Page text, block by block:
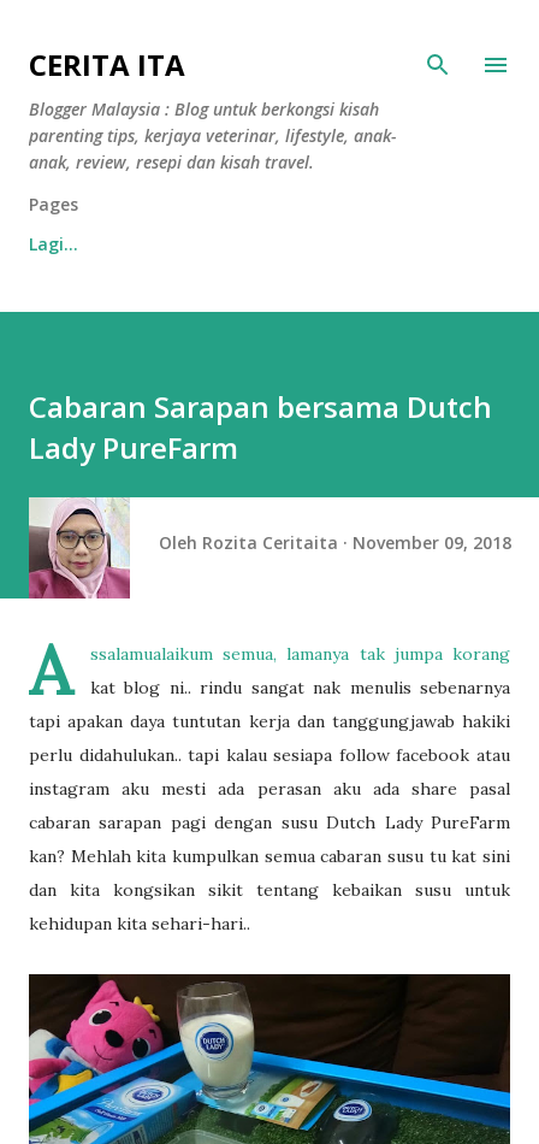
CERITA ITA
Blogger Malaysia : Blog untuk berkongsi kisah
parenting tips, kerjaya veterinar, lifestyle, anak-
anak, review, resepi dan kisah travel.
Pages
Lagi…
Cabaran Sarapan bersama Dutch
Lady PureFarm
Oleh Rozita Ceritaita November 09, 2018
A
ssalamualaikum semua, lamanya tak jumpa korang
kat blog ni.. rindu sangat nak menulis sebenarnya
tapi apakan daya tuntutan kerja dan tanggungjawab hakiki
perlu didahulukan.. tapi kalau sesiapa follow facebook atau
instagram aku mesti ada perasan aku ada share pasal
cabaran sarapan pagi dengan susu Dutch Lady PureFarm
kan? Mehlah kita kumpulkan semua cabaran susu tu kat sini
dan kita kongsikan sikit tentang kebaikan susu untuk
kehidupan kita sehari-hari..